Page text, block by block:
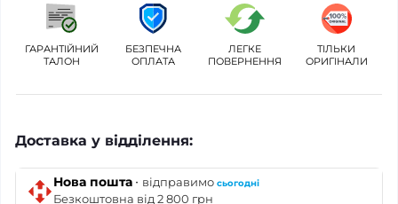
ГАРАНТІЙНИЙ
ТАЛОН
БЕЗПЕЧНА
ОПЛАТА
ЛЕГКЕ
ПОВЕРНЕННЯ
ТІЛЬКИ
ОРИГІНАЛИ
Доставка у відділення:
Нова пошта · відправимо сьогодні
Безкоштовна від 2 800 грн